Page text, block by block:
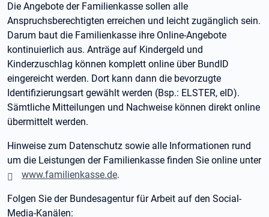
Die Angebote der Familienkasse sollen alle
Anspruchsberechtigten erreichen und leicht zugänglich sein.
Darum baut die Familienkasse ihre Online-Angebote
kontinuierlich aus. Anträge auf Kindergeld und
Kinderzuschlag können komplett online über BundID
eingereicht werden. Dort kann dann die bevorzugte
Identifizierungsart gewählt werden (Bsp.: ELSTER, eID).
Sämtliche Mitteilungen und Nachweise können direkt online
übermittelt werden.
Hinweise zum Datenschutz sowie alle Informationen rund
um die Leistungen der Familienkasse finden Sie online unter
www.familienkasse.de.
Folgen Sie der Bundesagentur für Arbeit auf den Social-
Media-Kanälen: